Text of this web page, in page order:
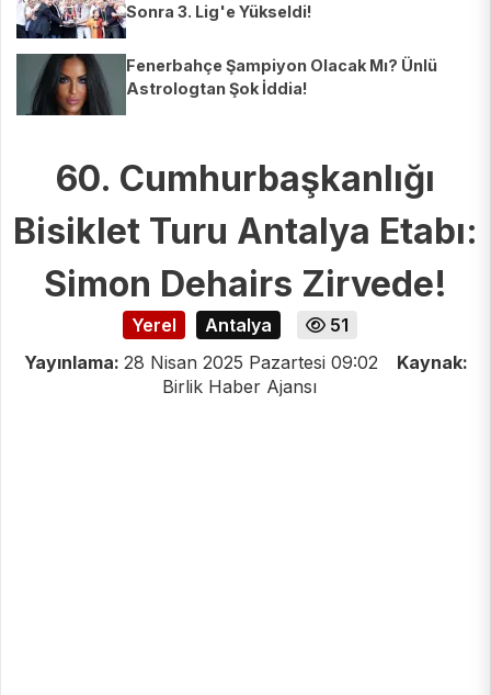
Sonra 3. Lig'e Yükseldi!
Fenerbahçe Şampiyon Olacak Mı? Ünlü
Astrologtan Şok İddia!
60. Cumhurbaşkanlığı
Bisiklet Turu Antalya Etabı:
Simon Dehairs Zirvede!
Yerel Antalya
51
Yayınlama: 28 Nisan 2025 Pazartesi 09:02
Kaynak:
Birlik Haber Ajansı